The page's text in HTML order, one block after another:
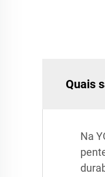
Quais
Na